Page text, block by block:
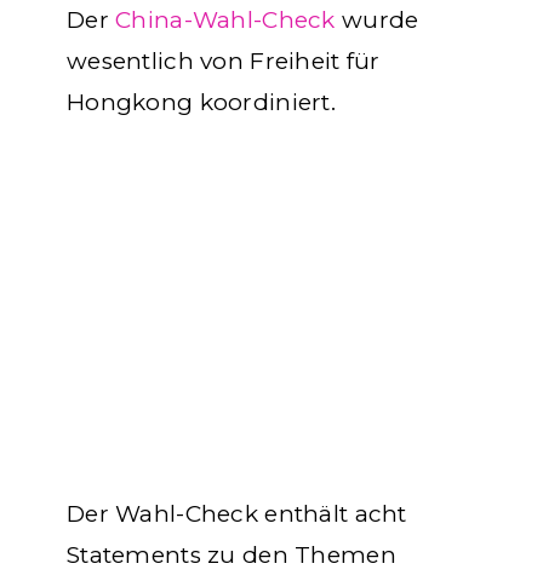
DerChina-Wahl-Check wurde
wesentlich von Freiheit für
Hongkong koordiniert.
Der Wahl-Check enthält acht
Statements zu den Themen